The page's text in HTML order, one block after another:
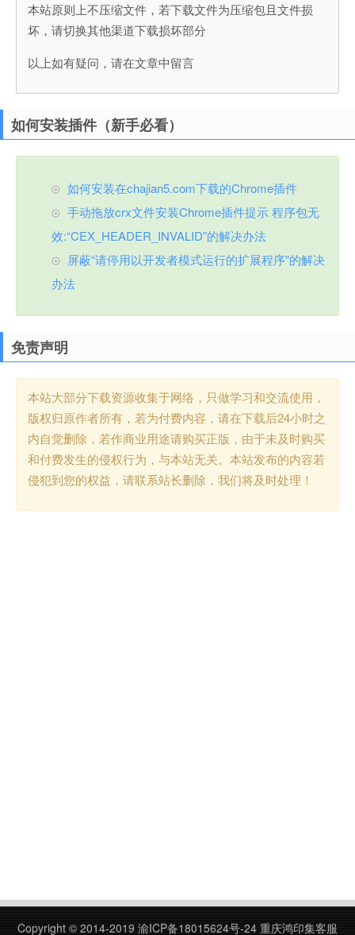
本站原则上不压缩文件，若下载文件为压缩包且文件损
坏，请切换其他渠道下载损坏部分
以上如有疑问，请在文章中留言
如何安装插件（新手必看）
如何安装在chajian5.com下载的Chrome插件
手动拖放crx文件安装Chrome插件提示 程序包无
效:“CEX_HEADER_INVALID”的解决办法
屏蔽“请停用以开发者模式运行的扩展程序”的解决
办法
免责声明
本站大部分下载资源收集于网络，只做学习和交流使用，
版权归原作者所有，若为付费内容，请在下载后24小时之
内自觉删除，若作商业用途请购买正版，由于未及时购买
和付费发生的侵权行为，与本站无关。本站发布的内容若
侵犯到您的权益，请联系站长删除，我们将及时处理！
Copyright © 2014-2019 渝ICP备18015624号-24 重庆鸿印集客服